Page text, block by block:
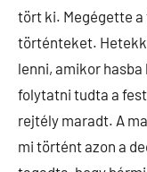
tört ki. Megégette
történteket.
lenni, amikor
folytatni tudta a
rejtély maradt. A
mi történt azon a